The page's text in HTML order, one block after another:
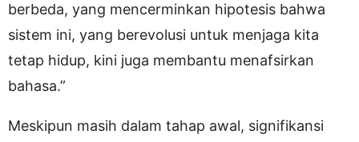
berbeda, yang mencerminkan hipotesis bahwa
sistem ini, yang berevolusi untuk menjaga kita
tetap hidup, kini juga membantu menafsirkan
bahasa.”
Meskipun masih dalam tahap awal, signifikansi